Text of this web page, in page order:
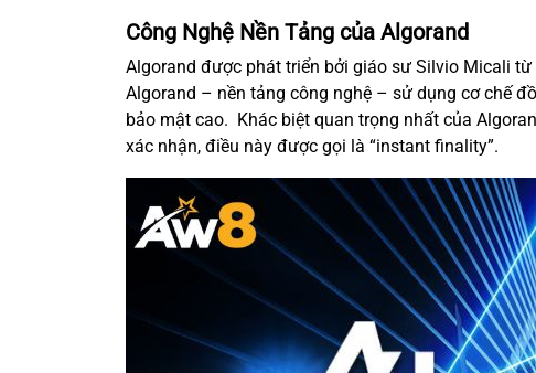
Công Nghệ Nền Tảng của Algorand
Algorand được phát triển bởi giáo sư Silvio Micali
Algorand – nền tảng công nghệ – sử dụng cơ chế
bảo mật cao. Khác biệt quan trọng nhất của
xác nhận, điều này được gọi là “instant finality”.